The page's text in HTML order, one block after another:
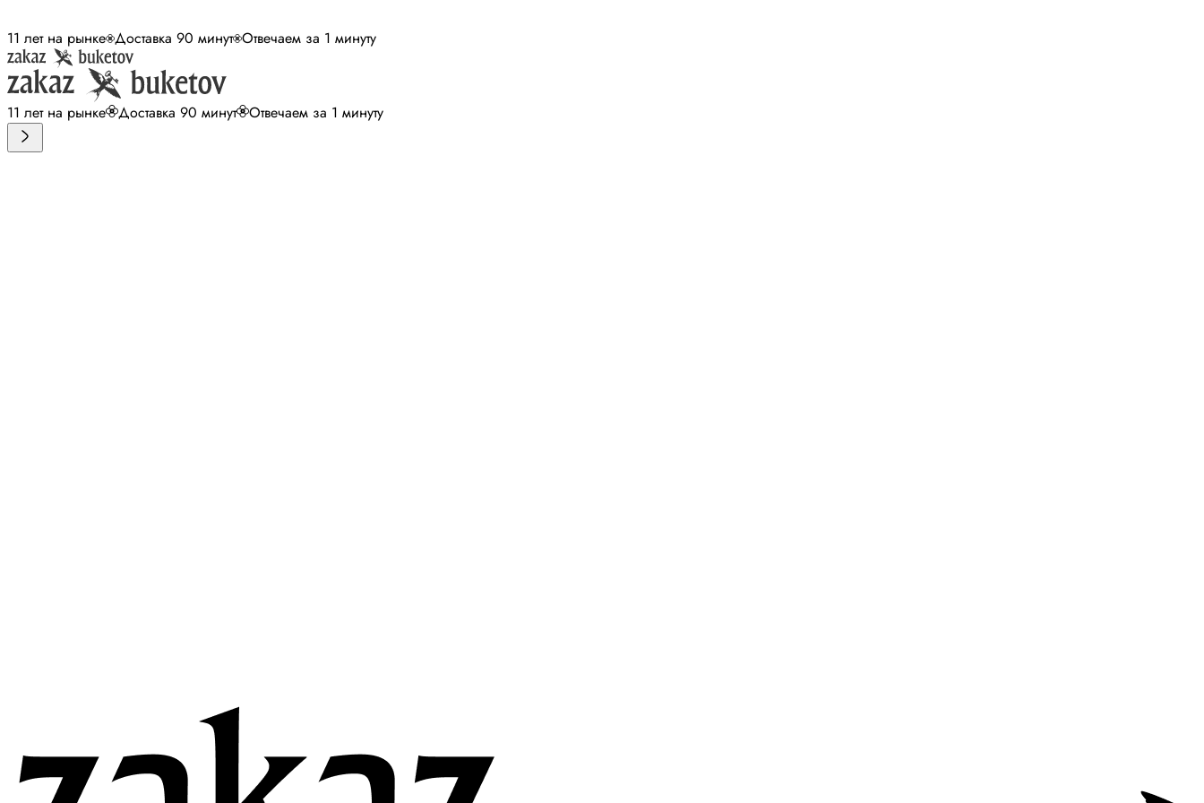
11 лет на рынке Доставка 90 минут Отвечаем за 1 минуту
11 лет на рынке Доставка 90 минут Отвечаем за 1 минуту